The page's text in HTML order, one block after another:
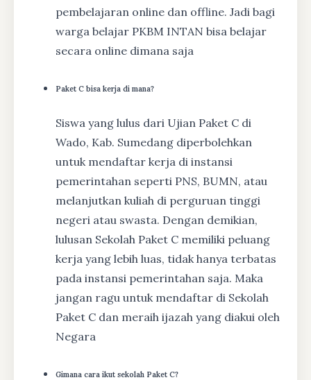
pembelajaran online dan offline. Jadi bagi
warga belajar PKBM INTAN bisa belajar
secara online dimana saja
Paket C bisa kerja di mana?
Siswa yang lulus dari Ujian Paket C di
Wado, Kab. Sumedang diperbolehkan
untuk mendaftar kerja di instansi
pemerintahan seperti PNS, BUMN, atau
melanjutkan kuliah di perguruan tinggi
negeri atau swasta. Dengan demikian,
lulusan Sekolah Paket C memiliki peluang
kerja yang lebih luas, tidak hanya terbatas
pada instansi pemerintahan saja. Maka
jangan ragu untuk mendaftar di Sekolah
Paket C dan meraih ijazah yang diakui oleh
Negara
Gimana cara ikut sekolah Paket C?